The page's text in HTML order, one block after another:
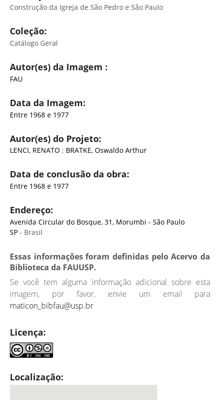
Construção da Igreja de São Pedro e São Paulo
Coleção:
Catálogo Geral
Autor(es) da Imagem :
FAU
Data da Imagem:
Entre 1968 e 1977
Autor(es) do Projeto:
LENCI, RENATO ; BRATKE, Oswaldo Arthur
Data de conclusão da obra:
Entre 1968 e 1977
Endereço:
Avenida Circular do Bosque, 31, Morumbi - São Paulo
SP - Brasil
Essas informações foram definidas pelo Acervo da
Biblioteca da FAUUSP.
Se você tem alguma informação adicional sobre esta
imagem, por favor, envie um email para
maticon_bibfau@usp.br
Licença:
Localização: